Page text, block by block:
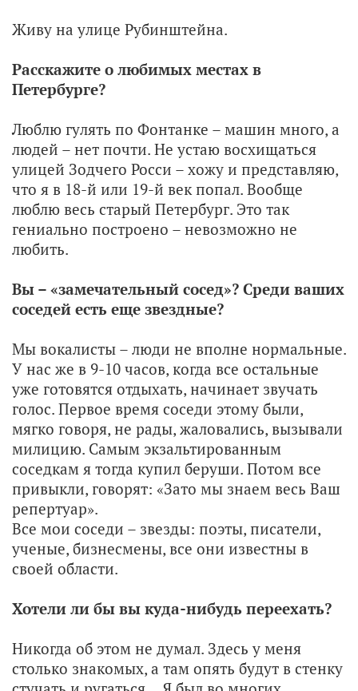
Живу на улице Рубинштейна.
Расскажите о любимых местах в
Петербурге?
Люблю гулять по Фонтанке – машин много, а
людей – нет почти. Не устаю восхищаться
улицей Зодчего Росси – хожу и представляю,
что я в 18-й или 19-й век попал. Вообще
люблю весь старый Петербург. Это так
гениально построено – невозможно не
любить.
Вы – «замечательный сосед»? Среди ваших
соседей есть еще звездные?
Мы вокалисты – люди не вполне нормальные.
У нас же в 9-10 часов, когда все остальные
уже готовятся отдыхать, начинает звучать
голос. Первое время соседи этому были,
мягко говоря, не рады, жаловались, вызывали
милицию. Самым экзальтированным
соседкам я тогда купил беруши. Потом все
привыкли, говорят: «Зато мы знаем весь Ваш
репертуар».
Все мои соседи – звезды: поэты, писатели,
ученые, бизнесмены, все они известны в
своей области.
Хотели ли бы вы куда-нибудь переехать?
Никогда об этом не думал. Здесь у меня
столько знакомых, а там опять будут в стенку